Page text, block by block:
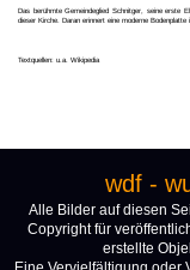
Das berühmte Gemeindeglied Schnitger, seine erste
dieser Kirche. Daran erinnert eine moderne
Textquellen: u.a. Wikipedia
wdf -
Alle Bilder auf diesen
Copyright für
erstellte